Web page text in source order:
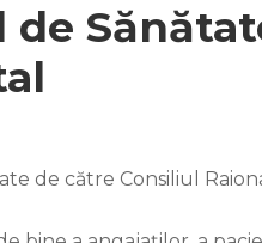
de către Consiliul